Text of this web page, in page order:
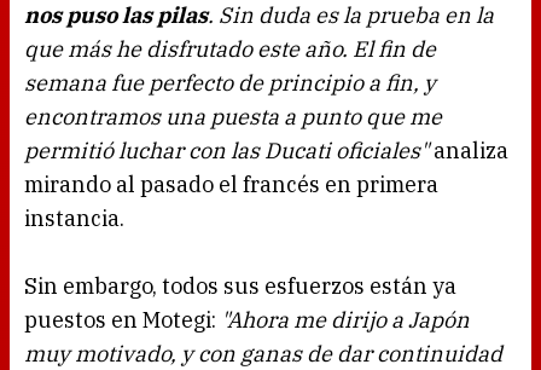
nos puso las pilas. Sin duda es la prueba en la
que más he disfrutado este año. El fin de
semana fue perfecto de principio a fin, y
encontramos una puesta a punto que me
permitió luchar con las Ducati oficiales"analiza
mirando al pasado el francés en primera
instancia.
Sin embargo, todos sus esfuerzos están ya
puestos en Motegi: "Ahora me dirijo a Japón
muy motivado, y con ganas de dar continuidad